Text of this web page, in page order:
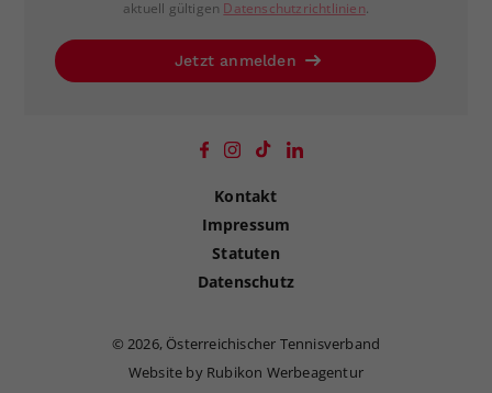
aktuell gültigen Datenschutzrichtlinien.
Jetzt anmelden
Kontakt
Impressum
Statuten
Datenschutz
©2026, Österreichischer Tennisverband
Website by Rubikon Werbeagentur